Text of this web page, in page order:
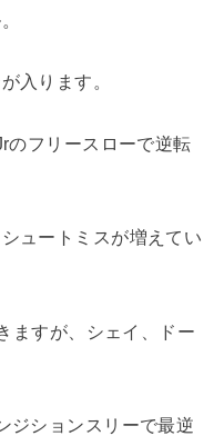
入ります。
のフリースローで逆転
ュートミスが増えてい
ますが、シェイ、ドー
ジションスリーで最逆